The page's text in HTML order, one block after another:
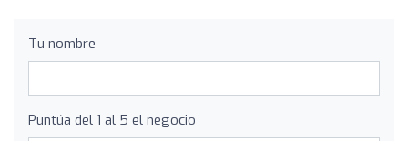
Tu nombre
Puntúa del 1 al 5 el negocio